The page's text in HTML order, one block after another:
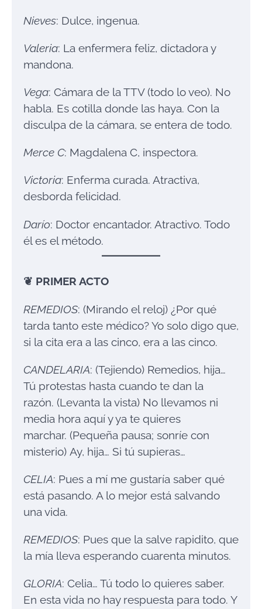
Nieves: Dulce, ingenua.
Valeria: La enfermera feliz, dictadora y
mandona.
Vega: Cámara de la TTV (todo lo veo). No
habla. Es cotilla donde las haya. Con la
disculpa de la cámara, se entera de todo.
Merce C: Magdalena C, inspectora.
Victoria: Enferma curada. Atractiva,
desborda felicidad.
Darío: Doctor encantador. Atractivo. Todo
él es el método.
❦ PRIMER ACTO
REMEDIOS: (Mirando el reloj) ¿Por qué
tarda tanto este médico? Yo solo digo que,
si la cita era a las cinco, era a las cinco.
CANDELARIA: (Tejiendo) Remedios, hija…
Tú protestas hasta cuando te dan la
razón. (Levanta la vista) No llevamos ni
media hora aquí y ya te quieres
marchar. (Pequeña pausa; sonríe con
misterio) Ay, hija… Si tú supieras…
CELIA: Pues a mí me gustaría saber qué
está pasando. A lo mejor está salvando
una vida.
REMEDIOS: Pues que la salve rapidito, que
la mía lleva esperando cuarenta minutos.
GLORIA: Celia… Tú todo lo quieres saber.
En esta vida no hay respuesta para todo. Y